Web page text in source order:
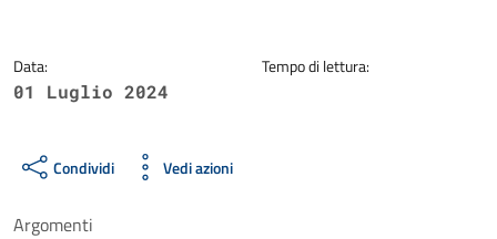
Data:
01 Luglio 2024
Tempo di lettura:
Condividi Vedi azioni
Argomenti